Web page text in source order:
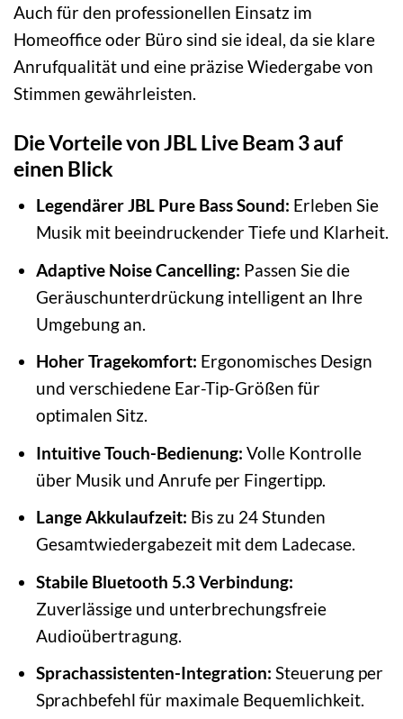
Auch für den professionellen Einsatz im
Homeoffice oder Büro sind sie ideal, da sie klare
Anrufqualität und eine präzise Wiedergabe von
Stimmen gewährleisten.
Die Vorteile von JBL Live Beam 3 auf
einen Blick
Legendärer JBL Pure Bass Sound: Erleben Sie
Musik mit beeindruckender Tiefe und Klarheit.
Adaptive Noise Cancelling: Passen Sie die
Geräuschunterdrückung intelligent an Ihre
Umgebung an.
Hoher Tragekomfort: Ergonomisches Design
und verschiedene Ear-Tip-Größen für
optimalen Sitz.
Intuitive Touch-Bedienung: Volle Kontrolle
über Musik und Anrufe per Fingertipp.
Lange Akkulaufzeit: Bis zu 24 Stunden
Gesamtwiedergabezeit mit dem Ladecase.
Stabile Bluetooth 5.3 Verbindung:
Zuverlässige und unterbrechungsfreie
Audioübertragung.
Sprachassistenten-Integration: Steuerung per
Sprachbefehl für maximale Bequemlichkeit.